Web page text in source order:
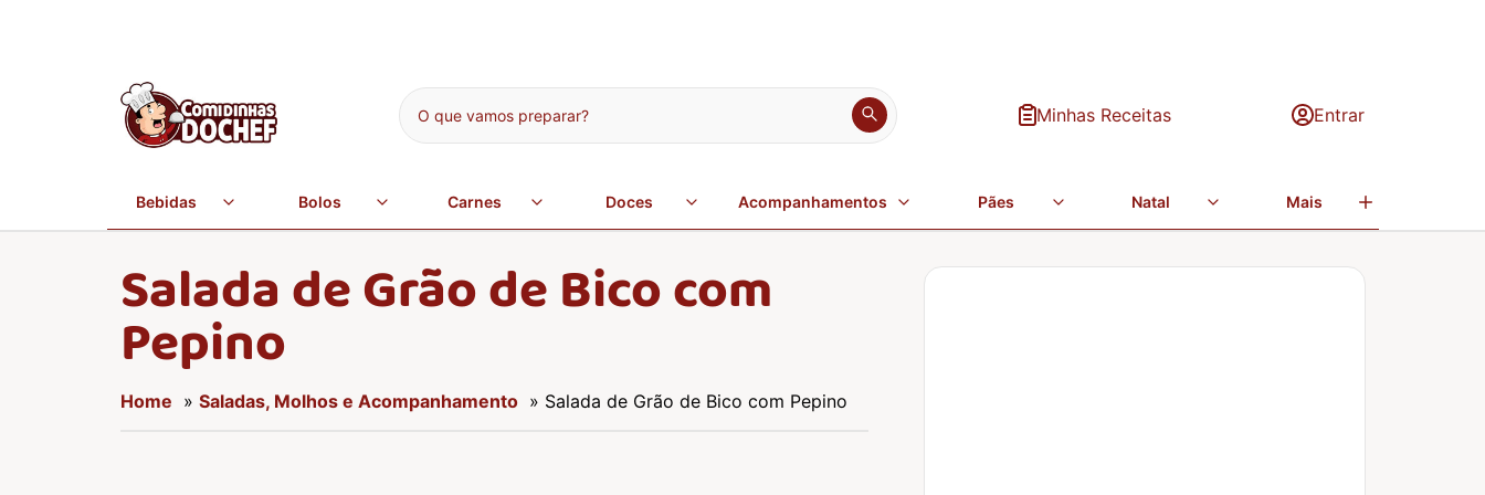
O que vamos preparar? Minhas Receitas Entrar
Bebidas Bolos Carnes Doces Acompanhamentos Pães Natal Mais
Salada de Grão de Bico com
Pepino
Home » Saladas, Molhos e Acompanhamento » Salada de Grão de Bico com Pepino